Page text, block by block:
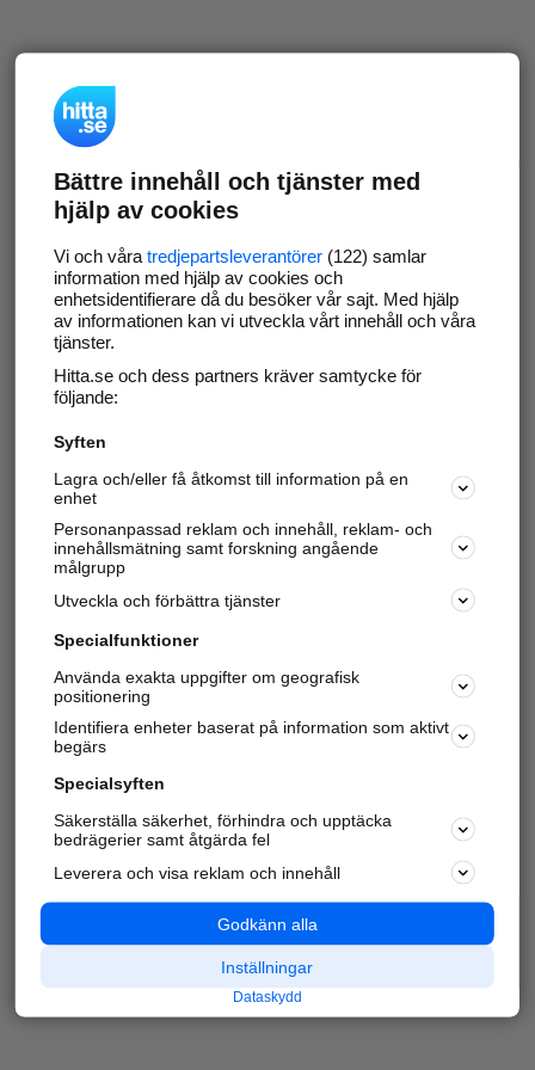
Bättre innehåll och tjänster med
hjälp av cookies
Vi och våra tredjepartsleverantörer(122) samlar
information med hjälp av cookies och
enhetsidentifierare då du besöker vår sajt. Med hjälp
av informationen kan vi utveckla vårt innehåll och våra
tjänster.
Hitta.se och dess partners kräver samtycke för
följande:
Syften
Lagra och/eller få åtkomst till information på en
enhet
Personanpassad reklam och innehåll, reklam- och
innehållsmätning samt forskning angående
målgrupp
Utveckla och förbättra tjänster
Specialfunktioner
Använda exakta uppgifter om geografisk
positionering
Identifiera enheter baserat på information som aktivt
begärs
Specialsyften
Säkerställa säkerhet, förhindra och upptäcka
bedrägerier samt åtgärda fel
Leverera och visa reklam och innehåll
Godkänn alla
Inställningar
Dataskydd